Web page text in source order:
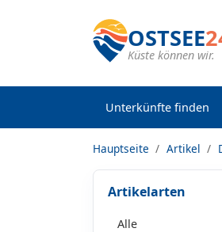
OSTSEE
Küste können wir.
Unterkünfte finden
Hauptseite Artikel
Artikelarten
Alle